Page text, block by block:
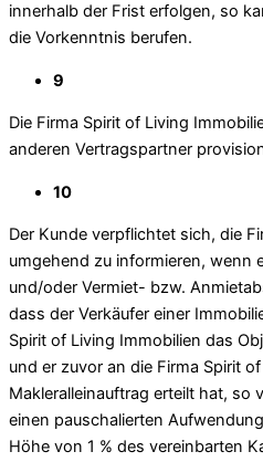
innerhalb der Frist erfolgen, so
die Vorkenntnis berufen.
9
Die Firma Spirit of Living
anderen Vertragspartner
10
Der Kunde verpflichtet sich, die
umgehend zu informieren, wenn
und/oder Vermiet- bzw.
dass der Verkäufer einer
Spirit of Living Immobilien das
und er zuvor an die Firma Spirit
Makleralleinauftrag erteilt hat, so
einen pauschalierten
Höhe von 1 % des vereinbarten